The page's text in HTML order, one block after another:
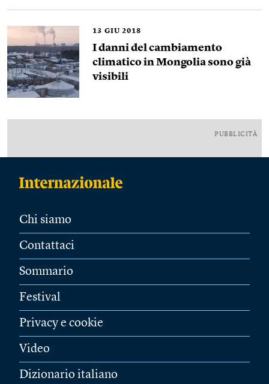
13 GIU 2018
I danni del cambiamento
climatico in Mongolia sono già
visibili
PUBBLICITÀ
Chi siamo
Contattaci
Sommario
Festival
Privacy e cookie
Video
Dizionario italiano